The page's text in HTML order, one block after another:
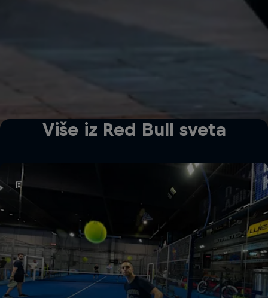
Više iz Red Bull sveta